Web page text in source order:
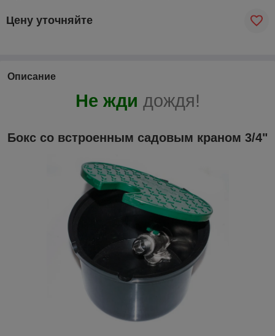
Цену уточняйте
Описание
Не жди дождя!
Бокс со встроенным садовым краном 3/4"